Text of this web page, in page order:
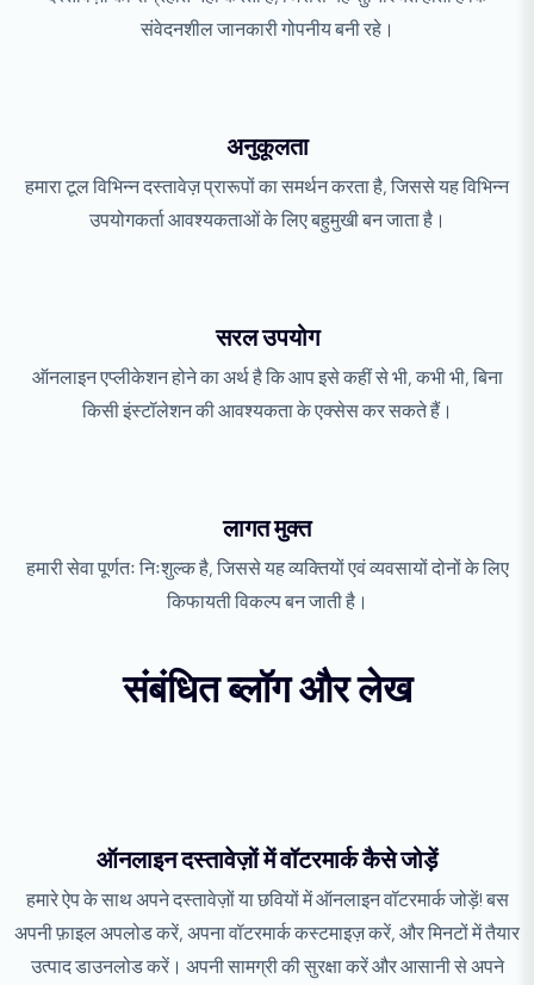
संवेदनशील जानकारी गोपनीय बनी रहे।
अनुकूलता
हमारा टूल विभिन्न दस्तावेज़ प्रारूपों का समर्थन करता है, जिससे यह विभिन्न
उपयोगकर्ता आवश्यकताओं के लिए बहुमुखी बन जाता है।
सरल उपयोग
ऑनलाइन एप्लीकेशन होने का अर्थ है कि आप इसे कहीं से भी, कभी भी, बिना
किसी इंस्टॉलेशन की आवश्यकता के एक्सेस कर सकते हैं।
लागत मुक्त
हमारी सेवा पूर्णतः निःशुल्क है, जिससे यह व्यक्तियों एवं व्यवसायों दोनों के लिए
किफायती विकल्प बन जाती है।
संबंधित ब्लॉग और लेख
ऑनलाइन दस्तावेज़ों में वॉटरमार्क कैसे जोड़ें
हमारे ऐप के साथ अपने दस्तावेज़ों या छवियों में ऑनलाइन वॉटरमार्क जोड़ें! बस
अपनी फ़ाइल अपलोड करें, अपना वॉटरमार्क कस्टमाइज़ करें, और मिनटों में तैयार
उत्पाद डाउनलोड करें। अपनी सामग्री की सुरक्षा करें और आसानी से अपने